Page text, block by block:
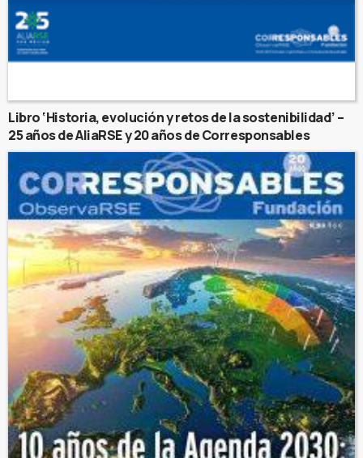
Libro ‘Historia, evolución y retos de la sostenibilidad’ –
25 años de AliaRSE y 20 años de Corresponsables